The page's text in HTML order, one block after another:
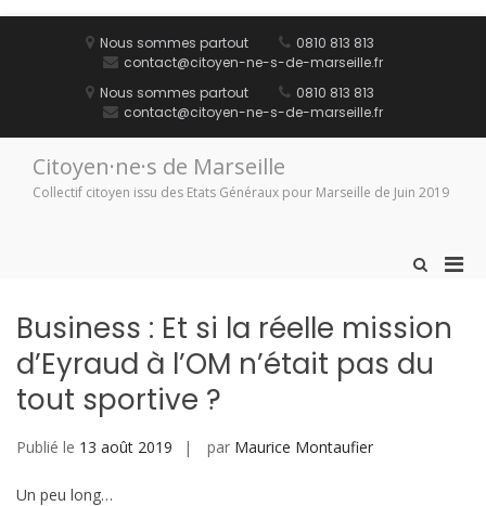
Nous sommes partout
0810 813 813
contact@citoyen-ne-s-de-marseille.fr
Nous sommes partout
0810 813 813
contact@citoyen-ne-s-de-marseille.fr
Citoyen·ne·s de Marseille
Collectif citoyen issu des Etats Généraux pour Marseille de Juin 2019
Afficher
de
recherche
Business : Et si la réelle mission
d’Eyraud à l’OM n’était pas du
tout sportive ?
Publié le 13 août 2019 par Maurice Montaufier
Un peu long…